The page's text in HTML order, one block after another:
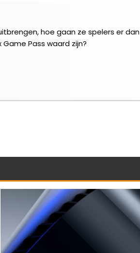
hoe gaan ze spelers er dan
Pass waard zijn?